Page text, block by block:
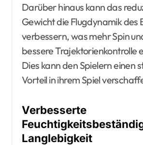
Darüber hinaus kann das
Gewicht die Flugdynamik des
verbessern, was mehr Spin
bessere Trajektorienkontrolle
Dies kann den Spielern einen
Vorteil in ihrem Spiel
Verbesserte
Langlebigkeit